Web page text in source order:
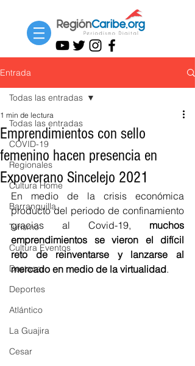
Entrada
Todas las entradas
COVID-19
Regionales
Cultura Home
Barranquilla
Turismo
Cultura Eventos
Destacar
Deportes
Atlántico
La Guajira
Cesar
Todas las entradas
Emprendimientos con sello
femenino hacen presencia en
Expoverano Sincelejo 2021
1 min de lectura
En medio de la crisis económica
producto del periodo de confinamiento
gracias al Covid-19, muchos
emprendimientos se vieron el difícil
reto de reinventarse y lanzarse al
mercado en medio de la virtualidad.